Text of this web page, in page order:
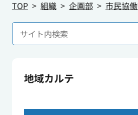
TOP
組織 企画部 市民協
地域カルテ